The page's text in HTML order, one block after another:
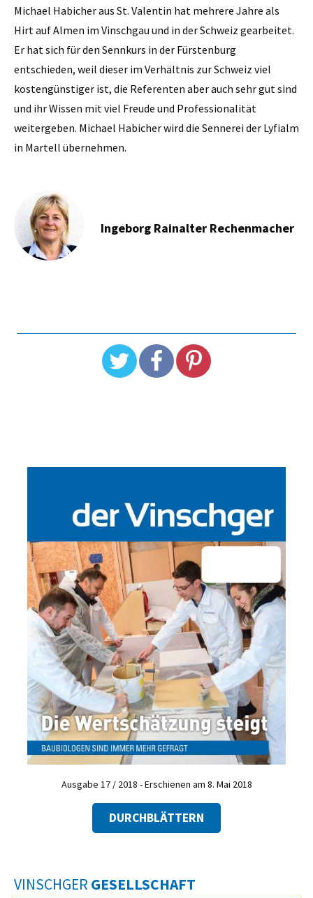
Michael Habicher aus St. Valentin hat mehrere Jahre als
Hirt auf Almen im Vinschgau und in der Schweiz gearbeitet.
Er hat sich für den Sennkurs in der Fürstenburg
entschieden, weil dieser im Verhältnis zur Schweiz viel
kostengünstiger ist, die Referenten aber auch sehr gut sind
und ihr Wissen mit viel Freude und Professionalität
weitergeben. Michael Habicher wird die Sennerei der Lyfialm
in Martell übernehmen.
Ingeborg Rainalter Rechenmacher
Ausgabe 17 / 2018 - Erschienen am 8. Mai 2018
DURCHBLÄTTERN
VINSCHGER GESELLSCHAFT